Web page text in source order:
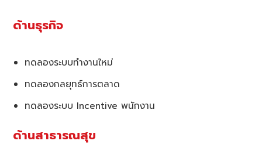
ด้านธุรกิจ
ทดลองระบบทำงานใหม่
ทดลองกลยุทธ์การตลาด
ทดลองระบบ Incentive พนักงาน
ด้านสาธารณสุข